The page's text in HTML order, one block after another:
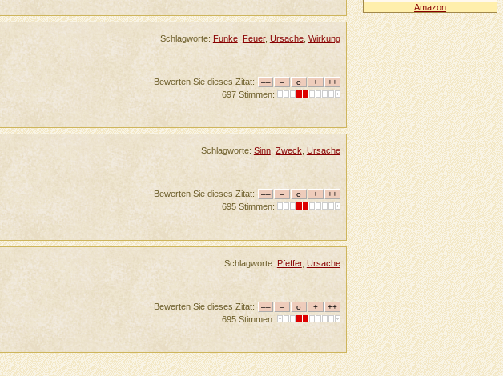
Schlagworte: Funke, Feuer, Ursache, Wirkung
Bewerten Sie dieses Zitat:
697 Stimmen:
Schlagworte: Sinn,Zweck Ursache
Bewerten Sie dieses Zitat:
695 Stimmen:
Schlagworte: Pfeffer, Ursache
Bewerten Sie dieses Zitat:
695 Stimmen:
Amazon